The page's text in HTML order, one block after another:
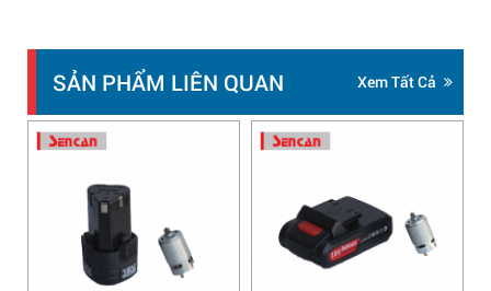
SẢN PHẨM LIÊN QUAN Xem Tất Cả